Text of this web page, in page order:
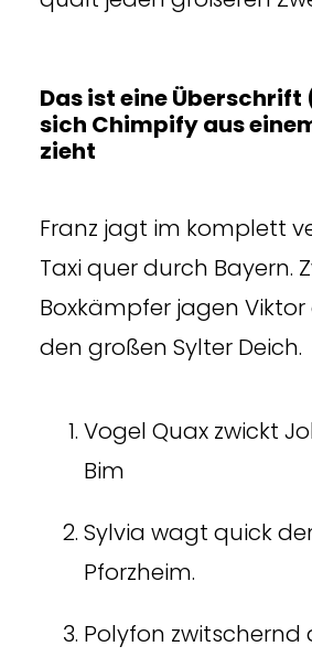
Das ist eine Überschrift
sich Chimpify aus
zieht
Franz jagt im komplett
Taxi quer durch Bayern.
Boxkämpfer jagen
den großen Sylter Deich.
Vogel Quax zwickt
Bim
Sylvia wagt quick
Pforzheim.
Polyfon zwitschernd